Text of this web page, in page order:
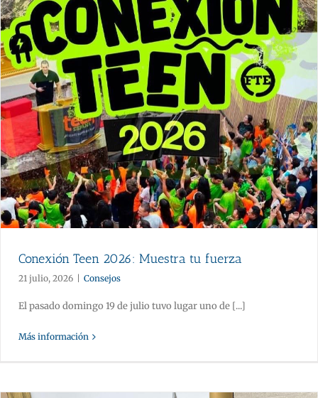
Conexión Teen 2026: Muestra tu fuerza
21 julio, 2026 Consejos
El pasado domingo 19 de julio tuvo lugar uno de [...]
Más información